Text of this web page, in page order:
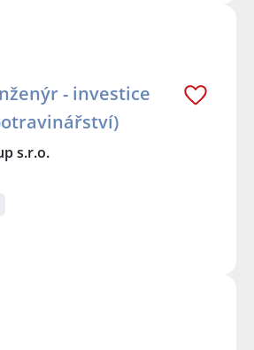
- investice
s.r.o.